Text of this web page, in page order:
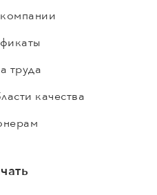
труда
качества